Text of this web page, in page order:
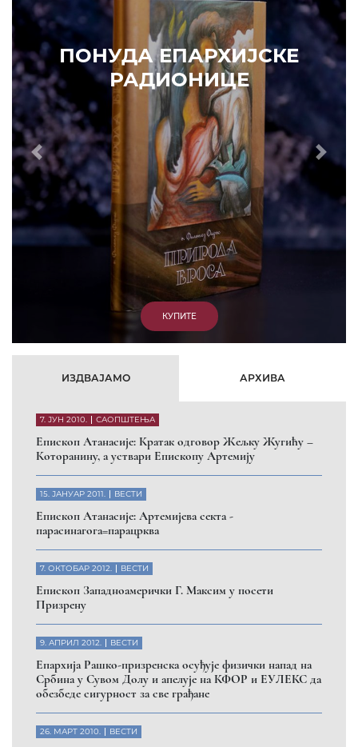
РАДИОНИЦЕ
КУПИТЕ
Prethodni
ИЗДВАЈАМО АРХИВА
7. ЈУН 2010. САОПШТЕЊА
Eпископ Атанасије: Кратак одговор Жељку Жугићу –
Которанину, а уствари Епископу Артемију
15. ЈАНУАР 2011. ВЕСТИ
Eпископ Атанасије: Артемијева секта -
парасинагога=парацрква
7. ОКТОБАР 2012. ВЕСТИ
Eпископ Западноамерички Г. Максим у посети
Призрену
9. АПРИЛ 2012. ВЕСТИ
Eпархија Рашко-призренска осуђује физички напад на
Србина у Сувом Долу и апелује на КФОР и ЕУЛЕКС да
обезбеде сигурност за све грађане
26. МАРТ 2010. ВЕСТИ